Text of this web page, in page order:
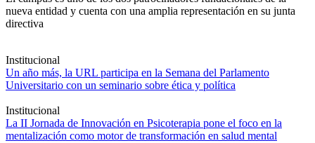
nueva entidad y cuenta con una amplia representación en su junta
directiva
Institucional
Un año más, la URL participa en la Semana del Parlamento
Universitario con un seminario sobre ética y política
Institucional
La II Jornada de Innovación en Psicoterapia pone el foco en la
mentalización como motor de transformación en salud mental